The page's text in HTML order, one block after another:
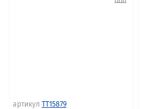
артикул TT15879